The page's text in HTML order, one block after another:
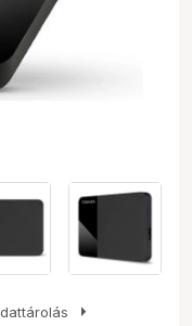
arrow_right